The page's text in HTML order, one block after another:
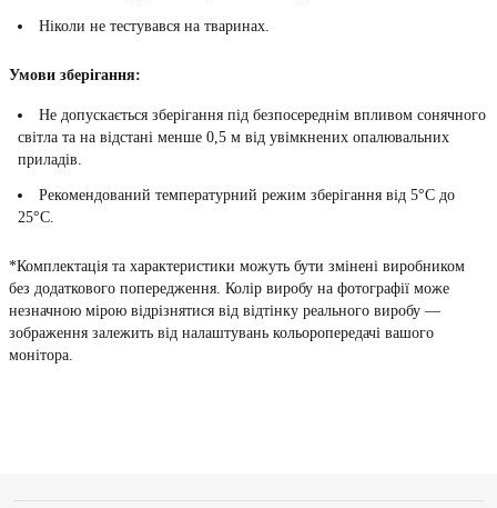
Ніколи не тестувався на тваринах.
Умови зберігання:
Не допускається зберігання під безпосереднім впливом сонячного
світла та на відстані менше 0,5 м від увімкнених опалювальних
приладів.
Рекомендований температурний режим зберігання від 5°С до
25°С.
*Комплектація та характеристики можуть бути змінені виробником
без додаткового попередження. Колір виробу на фотографії може
незначною мірою відрізнятися від відтінку реального виробу —
зображення залежить від налаштувань кольоропередачі вашого
монітора.